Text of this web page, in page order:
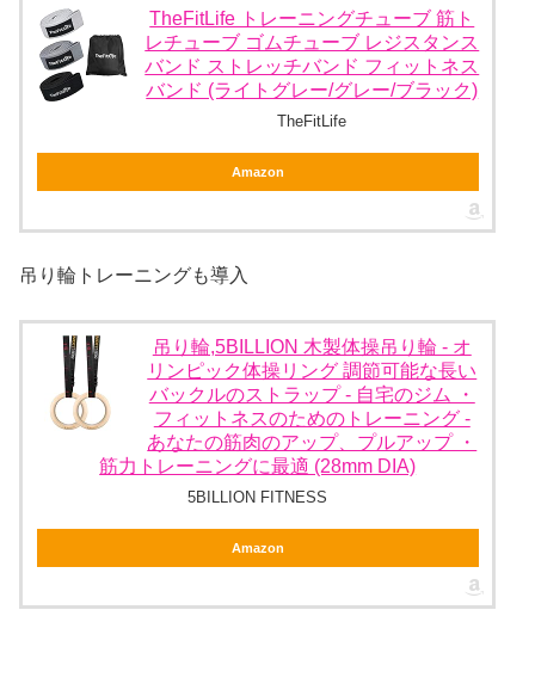
TheFitLife トレーニングチューブ 筋ト
レチューブ ゴムチューブ レジスタンス
バンド ストレッチバンド フィットネス
バンド (ライトグレー/グレー/ブラック)
TheFitLife
Amazon
吊り輪トレーニングも導入
吊り輪,5BILLION 木製体操吊り輪 - オ
リンピック体操リング 調節可能な長い
バックルのストラップ - 自宅のジム ・
フィットネスのためのトレーニング -
あなたの筋肉のアップ、プルアップ ・
筋力トレーニングに最適 (28mm DIA)
5BILLION FITNESS
Amazon